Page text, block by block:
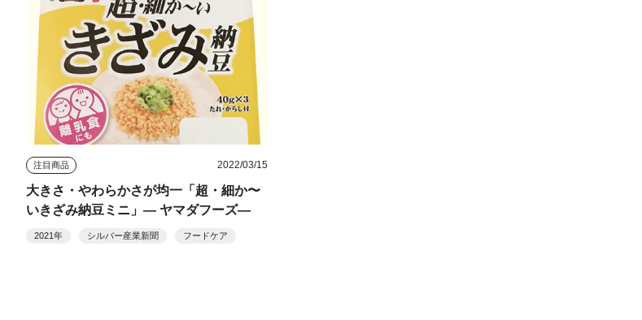
注目商品 2022/03/15
大きさ・やわらかさが均一「超・細か〜
いきざみ納豆ミニ」― ヤマダフーズ―
2021年 シルバー産業新聞 フードケア